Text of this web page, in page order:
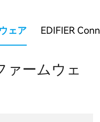
ェア EDIFIER
ァームウェ